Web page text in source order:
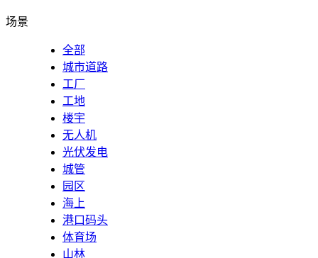
场景
全部
城市道路
工厂
工地
楼宇
无人机
光伏发电
城管
园区
海上
港口码头
体育场
山林